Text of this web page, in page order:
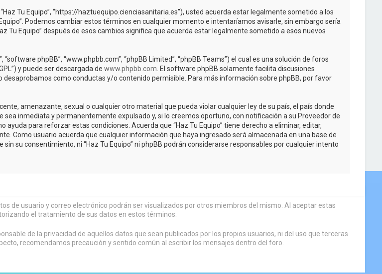
“Haz Tu Equipo”, “https://haztuequipo.cienciasanitaria.es”), usted acuerda estar legalmente sometido a los
Podemos cambiar estos términos en cualquier momento e intentaríamos avisarle, sin embargo sería
Tu Equipo” después de esos cambios significa que acuerda estar legalmente sometido a esos nuevos
phpBB”, “www.phpbb.com”, “phpBB Limited”, “phpBB Teams”) el cual es una solución de foros
y puede ser descargada de www.phpbb.com . El software phpBB solamente facilita discusiones
como conductas y/o contenido permisible. Para más información sobre phpBB, por favor
amenazante, sexual o cualquier otro material que pueda violar cualquier ley de su país, el país donde
sea inmediata y permanentemente expulsado y, si lo creemos oportuno, con notificación a su Proveedor de
para reforzar estas condiciones. Acuerda que “Haz Tu Equipo” tiene derecho a eliminar, editar,
Como usuario acuerda que cualquier información que haya ingresado será almacenada en una base de
su consentimiento, ni “Haz Tu Equipo” ni phpBB podrán considerarse responsables por cualquier intento
de usuario y correo electrónico podrán ser visualizados por otros miembros del mismo. Al aceptar estas
el tratamiento de sus datos en estos términos.
de la privacidad de aquellos datos que sean publicados por los propios usuarios, ni del uso que terceras
recomendamos precaución y sentido común al escribir los mensajes dentro del foro.